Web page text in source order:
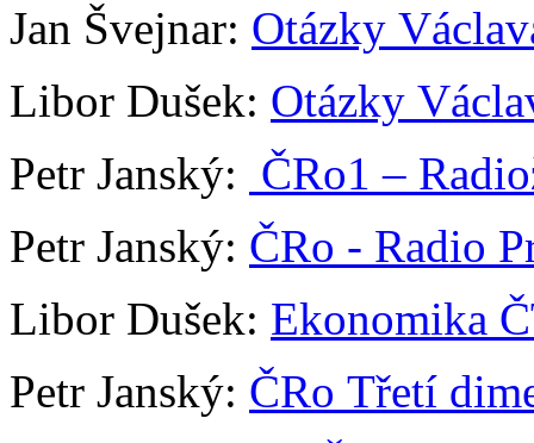
Jan Švejnar: Otázky
Libor Dušek: Otázky
Petr Janský: ČRo1 –
Petr Janský: ČRo - Radio
Libor Dušek: Ekonomika
Petr Janský: ČRo Třetí